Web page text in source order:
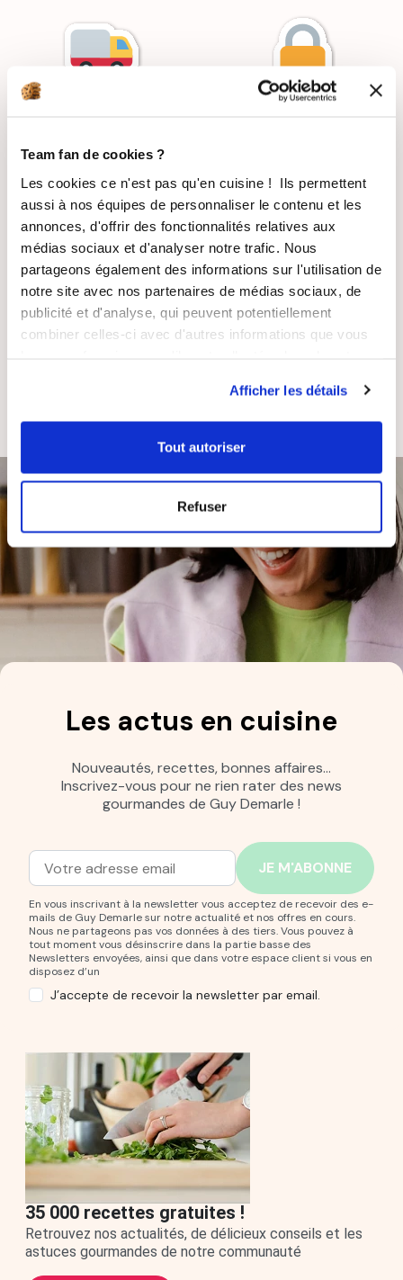
Team fan de cookies ?
Les cookies ce n'est pas qu'en cuisine ! Ils permettent
aussi à nos équipes de personnaliser le contenu et les
annonces, d'offrir des fonctionnalités relatives aux
médias sociaux et d'analyser notre trafic. Nous
partageons également des informations sur l'utilisation de
notre site avec nos partenaires de médias sociaux, de
publicité et d'analyse, qui peuvent potentiellement
combiner celles-ci avec d'autres informations que vous
Afficher les détails
Tout autoriser
Refuser
RECETTES
GRATUITES
SATISFAIT OU
REMBOURSÉ
FRANÇAISE
Les actus en cuisine
Nouveautés, recettes, bonnes affaires…
Inscrivez-vous pour ne rien rater des news
gourmandes de Guy Demarle !
Adresse mail
Entrez votre adresse mail pour vous abonner à notre
En vous inscrivant à la newsletter vous acceptez de recevoir des e-
mails de Guy Demarle sur notre actualité et nos offres en cours.
Nous ne partageons pas vos données à des tiers. Vous pouvez à
tout moment vous désinscrire dans la partie basse des
Newsletters envoyées, ainsi que dans votre espace client si vous en
disposez d’un
J’accepte de recevoir la newsletter par email.
35 000 recettes gratuites !
Retrouvez nos actualités, de délicieux conseils et les
astuces gourmandes de notre communauté